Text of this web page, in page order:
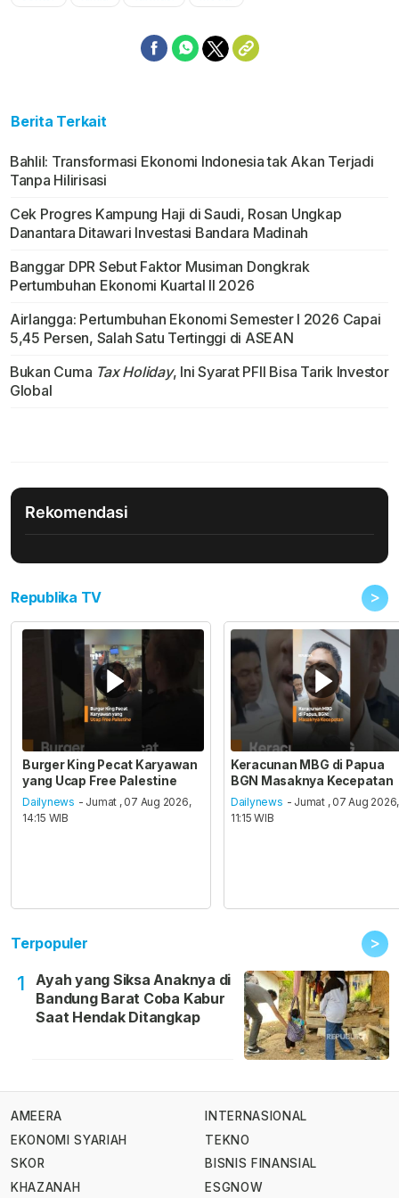
Berita Terkait
Bahlil: Transformasi Ekonomi Indonesia tak Akan Terjadi
Tanpa Hilirisasi
Cek Progres Kampung Haji di Saudi, Rosan Ungkap
Danantara Ditawari Investasi Bandara Madinah
Banggar DPR Sebut Faktor Musiman Dongkrak
Pertumbuhan Ekonomi Kuartal II 2026
Airlangga: Pertumbuhan Ekonomi Semester I 2026 Capai
5,45 Persen, Salah Satu Tertinggi di ASEAN
Bukan Cuma Tax Holiday, Ini Syarat PFII Bisa Tarik Investor
Global
Rekomendasi
Republika TV >
Burger King Pecat Karyawan
yang Ucap Free Palestine
Dailynews - Jumat , 07 Aug 2026,
14:15 WIB
Keracunan MBG di Papua
BGN Masaknya Kecepatan
Dailynews - Jumat , 07 Aug 2026,
11:15 WIB
Terpopuler >
1
Ayah yang Siksa Anaknya di
Bandung Barat Coba Kabur
Saat Hendak Ditangkap
AMEERA
EKONOMI SYARIAH
SKOR
KHAZANAH
INTERNASIONAL
TEKNO
BISNIS FINANSIAL
ESGNOW